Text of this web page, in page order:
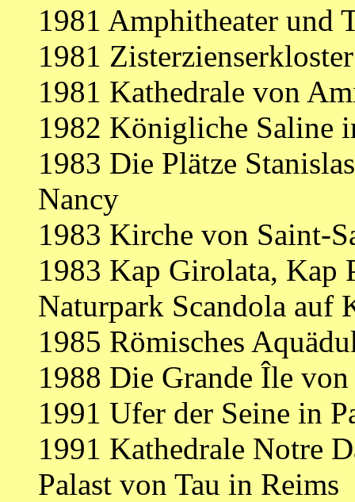
1981 Amphitheater und
1981
1981 Kathedrale von
1982 Königliche Saline
1983 Die Plätze
Nancy
1983 Kirche von Saint-
1983 Kap Girolata, Kap
Naturpark Scandola auf
1985 Römisches
1988 Die Grande Île
1991 Ufer der Seine in
1991 Kathedrale Notre
Palast von Tau in Reims